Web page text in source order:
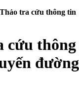
tra cứu thông tin
cứu thông
đường